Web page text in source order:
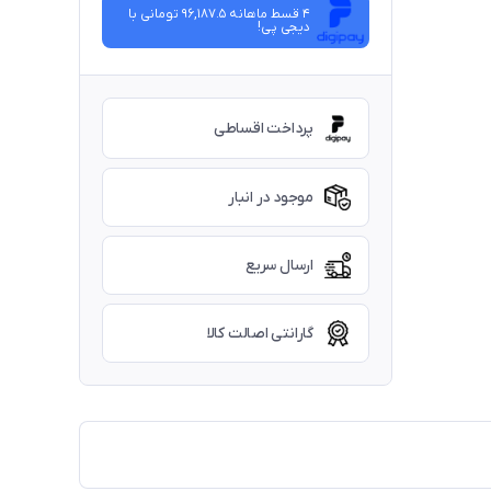
4 قسط ماهانه 96,187.5 تومانی با
دیجی ‌پی!
پرداخت اقساطی
موجود در انبار
ارسال سریع
گارانتی اصالت کالا